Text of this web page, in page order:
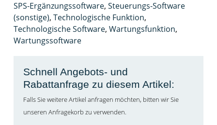
SPS-Ergänzungssoftware, Steuerungs-Software
(sonstige), Technologische Funktion,
Technologische Software, Wartungsfunktion,
Wartungssoftware
Schnell Angebots- und
Rabattanfrage zu diesem Artikel:
Falls Sie weitere Artikel anfragen möchten, bitten wir Sie
unseren Anfragekorb zu verwenden.